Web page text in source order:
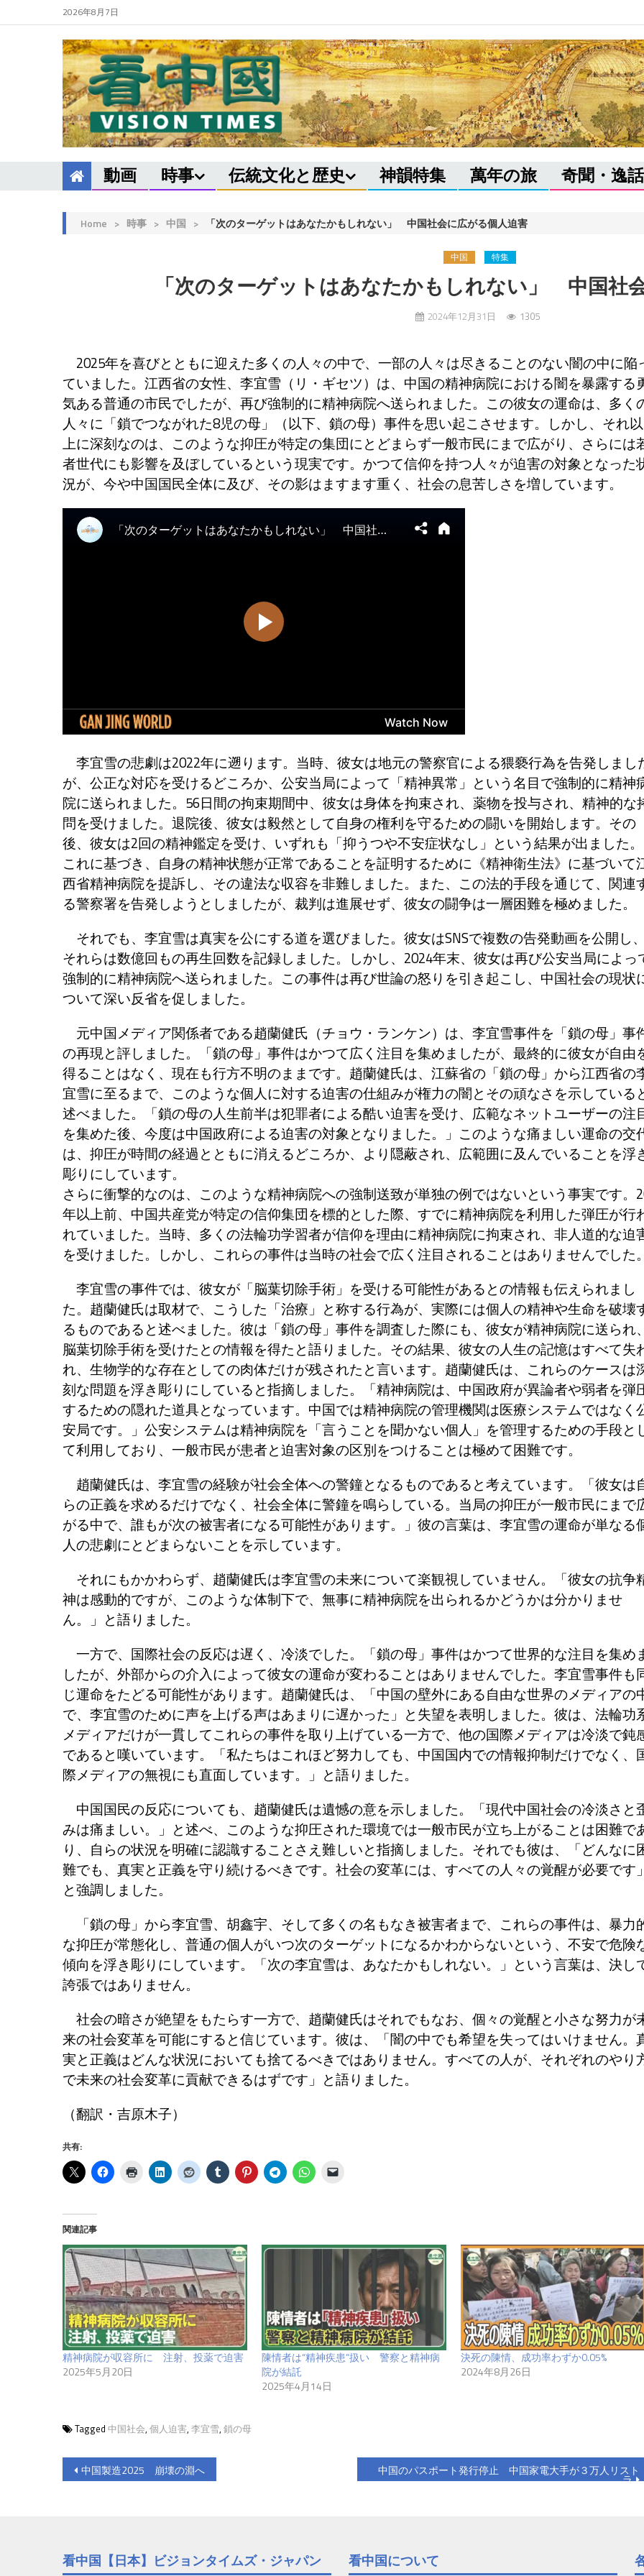
2026年8月7日
動画 時事 伝統文化と歴史 神韻特集 萬年の旅 奇聞・逸話
Home > 時事 > 中国 > 「次のターゲットはあなたかもしれない」 中国社会に広がる個人迫害
中国 特集
「次のターゲットはあなたかもしれない」 中国社
2024年12月31日 1305
2025年を喜びとともに迎えた多くの人々の中で、一部の人々は尽きることのない闇の中に陥
ていました。江西省の女性、李宜雪（リ・ギセツ）は、中国の精神病院における闇を暴露する
気ある普通の市民でしたが、再び強制的に精神病院へ送られました。この彼女の運命は、多く
人々に「鎖でつながれた8児の母」（以下、鎖の母）事件を思い起こさせます。しかし、それ以
上に深刻なのは、このような抑圧が特定の集団にとどまらず一般市民にまで広がり、さらには
者世代にも影響を及ぼしているという現実です。かつて信仰を持つ人々が迫害の対象となった
況が、今や中国国民全体に及び、その影はますます重く、社会の息苦しさを増しています。
李宜雪の悲劇は2022年に遡ります。当時、彼女は地元の警察官による猥褻行為を告発しまし
が、公正な対応を受けるどころか、公安当局によって「精神異常」という名目で強制的に精神
院に送られました。56日間の拘束期間中、彼女は身体を拘束され、薬物を投与され、精神的な
問を受けました。退院後、彼女は毅然として自身の権利を守るための闘いを開始します。その
後、彼女は2回の精神鑑定を受け、いずれも「抑うつや不安症状なし」という結果が出ました。
これに基づき、自身の精神状態が正常であることを証明するために《精神衛生法》に基づいて
西省精神病院を提訴し、その違法な収容を非難しました。また、この法的手段を通じて、関連
る警察署を告発しようとしましたが、裁判は進展せず、彼女の闘争は一層困難を極めました。
それでも、李宜雪は真実を公にする道を選びました。彼女はSNSで複数の告発動画を公開し、
それらは数億回もの再生回数を記録しました。しかし、2024年末、彼女は再び公安当局によっ
強制的に精神病院へ送られました。この事件は再び世論の怒りを引き起こし、中国社会の現状
ついて深い反省を促しました。
元中国メディア関係者である趙蘭健氏（チョウ・ランケン）は、李宜雪事件を「鎖の母」事
の再現と評しました。「鎖の母」事件はかつて広く注目を集めましたが、最終的に彼女が自由
得ることはなく、現在も行方不明のままです。趙蘭健氏は、江蘇省の「鎖の母」から江西省の
宜雪に至るまで、このような個人に対する迫害の仕組みが権力の闇とその頑なさを示している
述べました。「鎖の母の人生前半は犯罪者による酷い迫害を受け、広範なネットユーザーの注
を集めた後、今度は中国政府による迫害の対象となりました。」このような痛ましい運命の交
は、抑圧が時間の経過とともに消えるどころか、より隠蔽され、広範囲に及んでいることを浮
彫りにしています。
さらに衝撃的なのは、このような精神病院への強制送致が単独の例ではないという事実です。
年以上前、中国共産党が特定の信仰集団を標的とした際、すでに精神病院を利用した弾圧が行
れていました。当時、多くの法輪功学習者が信仰を理由に精神病院に拘束され、非人道的な迫
を受けました。しかし、これらの事件は当時の社会で広く注目されることはありませんでした。
李宜雪の事件では、彼女が「脳葉切除手術」を受ける可能性があるとの情報も伝えられまし
た。趙蘭健氏は取材で、こうした「治療」と称する行為が、実際には個人の精神や生命を破壊
るものであると述べました。彼は「鎖の母」事件を調査した際にも、彼女が精神病院に送られ、
脳葉切除手術を受けたとの情報を得たと語りました。その結果、彼女の人生の記憶はすべて失
れ、生物学的な存在としての肉体だけが残されたと言います。趙蘭健氏は、これらのケースは
刻な問題を浮き彫りにしていると指摘しました。「精神病院は、中国政府が異論者や弱者を弾
するための隠れた道具となっています。中国では精神病院の管理機関は医療システムではなく
安局です。」公安システムは精神病院を「言うことを聞かない個人」を管理するための手段と
て利用しており、一般市民が患者と迫害対象の区別をつけることは極めて困難です。
趙蘭健氏は、李宜雪の経験が社会全体への警鐘となるものであると考えています。「彼女は
らの正義を求めるだけでなく、社会全体に警鐘を鳴らしている。当局の抑圧が一般市民にまで
がる中で、誰もが次の被害者になる可能性があります。」彼の言葉は、李宜雪の運命が単なる
人の悲劇にとどまらないことを示しています。
それにもかかわらず、趙蘭健氏は李宜雪の未来について楽観視していません。「彼女の抗争
神は感動的ですが、このような体制下で、無事に精神病院を出られるかどうかは分かりませ
ん。」と語りました。
一方で、国際社会の反応は遅く、冷淡でした。「鎖の母」事件はかつて世界的な注目を集め
したが、外部からの介入によって彼女の運命が変わることはありませんでした。李宜雪事件も
じ運命をたどる可能性があります。趙蘭健氏は、「中国の壁外にある自由な世界のメディアの
で、李宜雪のために声を上げる声はあまりに遅かった」と失望を表明しました。彼は、法輪功
メディアだけが一貫してこれらの事件を取り上げている一方で、他の国際メディアは冷淡で鈍
であると嘆いています。「私たちはこれほど努力しても、中国国内での情報抑制だけでなく、
際メディアの無視にも直面しています。」と語りました。
中国国民の反応についても、趙蘭健氏は遺憾の意を示しました。「現代中国社会の冷淡さと
みは痛ましい。」と述べ、このような抑圧された環境では一般市民が立ち上がることは困難で
り、自らの状況を明確に認識することさえ難しいと指摘しました。それでも彼は、「どんなに
難でも、真実と正義を守り続けるべきです。社会の変革には、すべての人々の覚醒が必要です」
と強調しました。
「鎖の母」から李宜雪、胡鑫宇、そして多くの名もなき被害者まで、これらの事件は、暴力
な抑圧が常態化し、普通の個人がいつ次のターゲットになるかわからないという、不安で危険
傾向を浮き彫りにしています。「次の李宜雪は、あなたかもしれない。」という言葉は、決し
誇張ではありません。
社会の暗さが絶望をもたらす一方で、趙蘭健氏はそれでもなお、個々の覚醒と小さな努力が
来の社会変革を可能にすると信じています。彼は、「闇の中でも希望を失ってはいけません。
実と正義はどんな状況においても捨てるべきではありません。すべての人が、それぞれのやり
で未来の社会変革に貢献できるはずです」と語りました。
（翻訳・吉原木子）
共有:
関連記事
精神病院が収容所に 注射、投薬で迫害
2025年5月20日
陳情者は“精神疾患”扱い 警察と精神病
院が結託
2025年4月14日
決死の陳情、成功率わずか0.05%
2024年8月26日
Tagged 中国社会, 個人迫害, 李宜雪, 鎖の母
投
ビ
中国製造2025 崩壊の淵へ 中国のパスポート発行停止 中国家電大手が３万人リスト
ラ
看中国【日本】ビジョンタイムズ・ジャパン 看中国について